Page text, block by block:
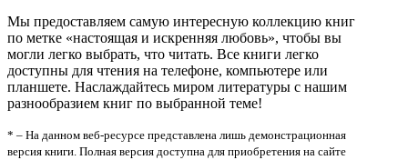
Мы предоставляем самую интересную коллекцию книг
по метке «настоящая и искренняя любовь», чтобы вы
могли легко выбрать, что читать. Все книги легко
доступны для чтения на телефоне, компьютере или
планшете. Наслаждайтесь миром литературы с нашим
разнообразием книг по выбранной теме!
* – На данном веб-ресурсе представлена лишь демонстрационная
версия книги. Полная версия доступна для приобретения на сайте